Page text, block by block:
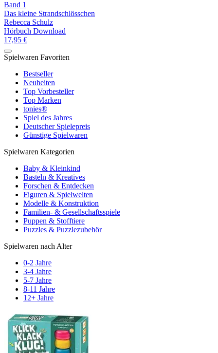
Band 1
Das kleine Strandschlösschen
Rebecca Schulz
Hörbuch Download
17,95 €
Spielwaren Favoriten
Bestseller
Neuheiten
Top Vorbesteller
Top Marken
tonies®
Spiel des Jahres
Deutscher Spielepreis
Günstige Spielwaren
Spielwaren Kategorien
Baby & Kleinkind
Basteln & Kreatives
Forschen & Entdecken
Figuren & Spielwelten
Modelle & Konstruktion
Familien- & Gesellschaftsspiele
Puppen & Stofftiere
Puzzles & Puzzlezubehör
Spielwaren nach Alter
0-2 Jahre
3-4 Jahre
5-7 Jahre
8-11 Jahre
12+ Jahre